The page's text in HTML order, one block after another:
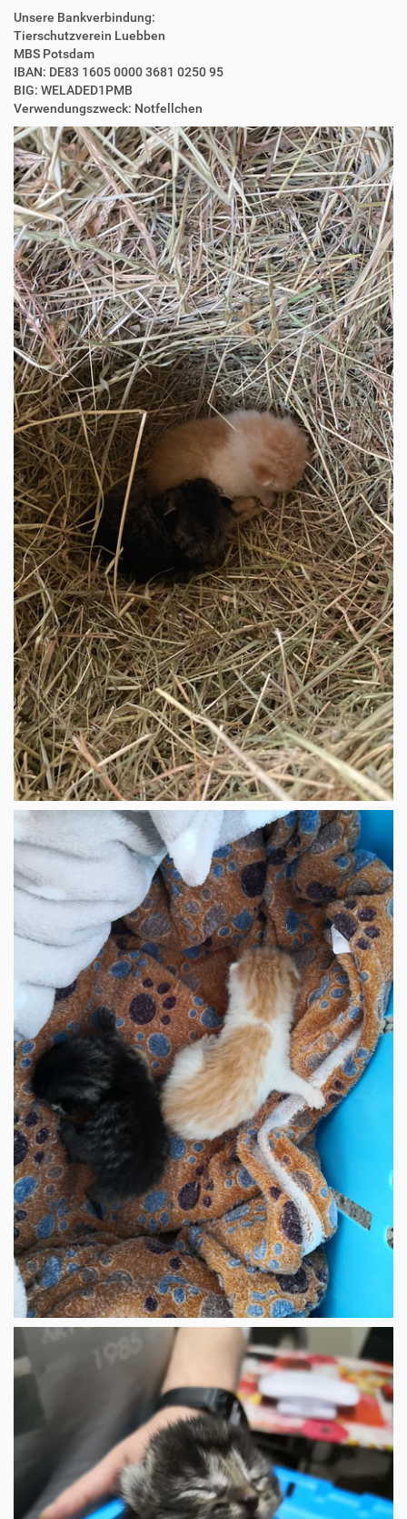
Unsere Bankverbindung:
Tierschutzverein Luebben
MBS Potsdam
IBAN: DE83 1605 0000 3681 0250 95
BIG: WELADED1PMB
Verwendungszweck: Notfellchen